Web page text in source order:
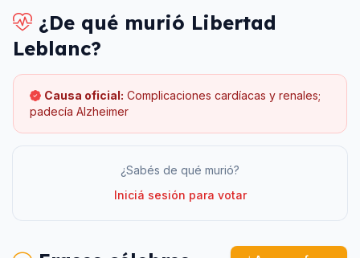
¿De qué murió Libertad
Leblanc?
Causa oficial: Complicaciones cardíacas y renales;
padecía Alzheimer
¿Sabés de qué murió?
Iniciá sesión para votar